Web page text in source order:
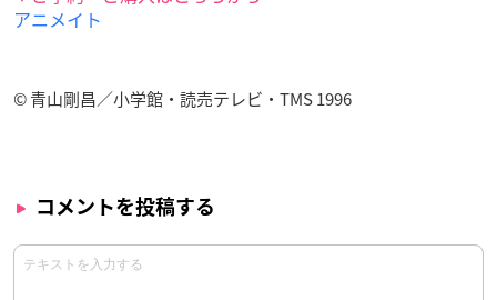
アニメイト
© 青山剛昌／小学館・読売テレビ・TMS 1996
コメントを投稿する